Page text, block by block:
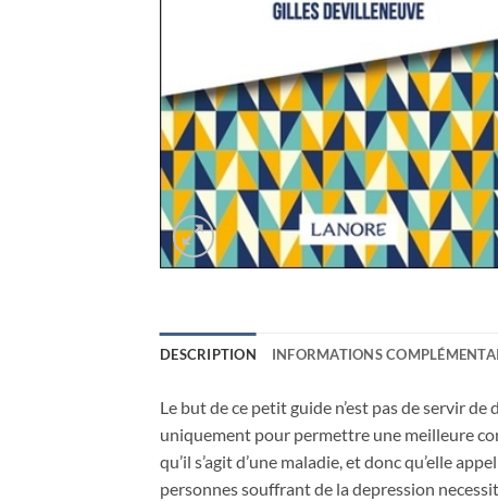
DESCRIPTION INFORMATIONS
Le but de ce petit guide n’est pas de servir
uniquement pour permettre une meilleure
qu’il s’agit d’une maladie, et donc qu’elle
personnes souffrant de la depression